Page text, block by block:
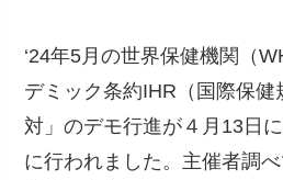
‘24年5月の世界保健機関（
デミック条約IHR（国際保健
対」のデモ行進が４月13日
に行われました。主催者調